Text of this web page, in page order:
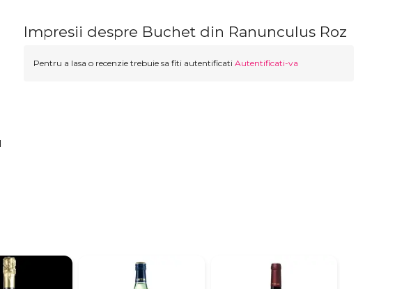
Impresii despre Buchet din Ranunculus Roz
Pentru a lasa o recenzie trebuie sa fiti autentificati Autentificati-va